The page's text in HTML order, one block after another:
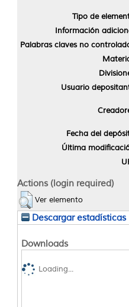
Tipo de
Información
Palabras claves no
Usuario
Fecha del
Última
Actions (login required)
Ver elemento
Descargar estadísticas
Downloads
Loading...